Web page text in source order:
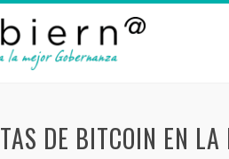
DE BITCOIN EN